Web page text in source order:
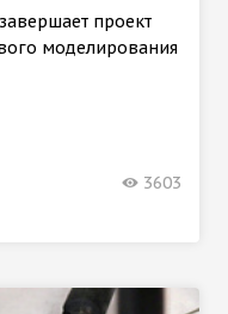
проект
моделирования
3603